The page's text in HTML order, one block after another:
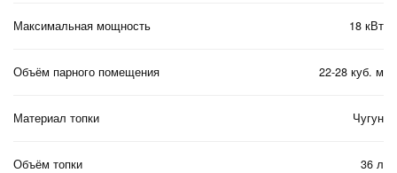
Максимальная мощность 18 кВт
Объём парного помещения 22-28 куб. м
Материал топки Чугун
Объём топки 36 л